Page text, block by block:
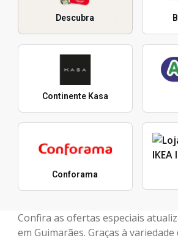
Descubra
Continente Kasa
Conforama
Confira as ofertas especiais
em Guimarães. Graças à